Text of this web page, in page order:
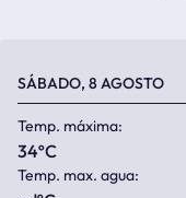
SÁBADO, 8 AGOSTO
Temp. máxima:
34ºC
Temp. max. agua: